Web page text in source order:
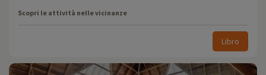
Scopri le attività nelle vicinanze
Libro